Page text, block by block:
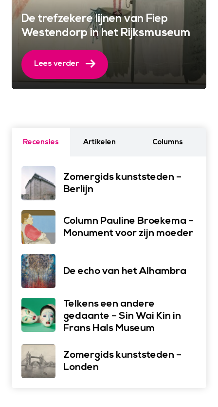
De trefzekere lijnen van Fiep
Westendorp in het Rijksmuseum
Lees verder
Recensies Artikelen Columns
Zomergids kunststeden –
Berlijn
Column Pauline Broekema –
Monument voor zijn moeder
De echo van het Alhambra
Telkens een andere
gedaante – Sin Wai Kin in
Frans Hals Museum
Zomergids kunststeden –
Londen